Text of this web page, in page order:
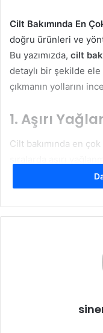
Cilt Bakımında En
doğru ürünleri ve
Bu yazımızda, cilt
detaylı bir şekilde
çıkmanın yollarını
1. Aşırı
Cilt bakımında en
cilt tipine sahip
parlama ve
gözeneklerin
Yağlı ciltlerde doğru
su bazlı
Ayrıca, ciltteki yağ
üretebilir ve